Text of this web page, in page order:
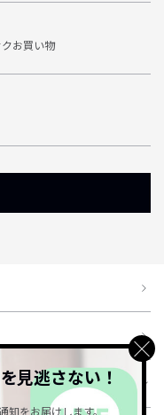
お買い物
見逃さない！
知をお届けします。